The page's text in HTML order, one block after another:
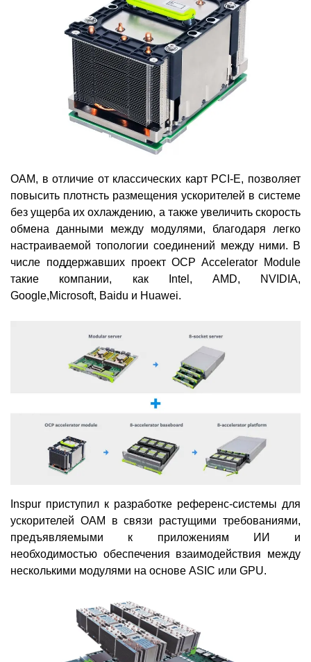
OAM, в отличие от классических карт PCI-E, позволяет
повысить плотнсть размещения ускорителей в системе
без ущерба их охлаждению, а также увеличить скорость
обмена данными между модулями, благодаря легко
настраиваемой топологии соединений между ними. В
числе поддержавших проект OCP Accelerator Module
такие компании, как Intel, AMD, NVIDIA,
Google,Microsoft, Baidu и Huawei.
Inspur приступил к разработке референс-системы для
ускорителей OAM в связи растущими требованиями,
предъявляемыми к приложениям ИИ и
необходимостью обеспечения взаимодействия между
несколькими модулями на основе ASIC или GPU.